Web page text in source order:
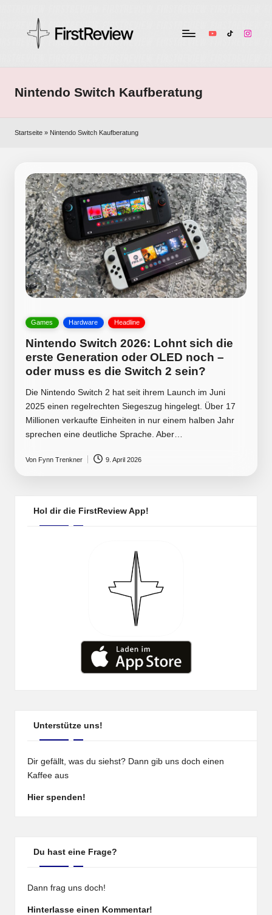
ir
t
w
Smart
Audio
unabhängig
YouTubeTikTok
Nintendo Switch Kaufberatung
Startseite » Nintendo Switch Kaufberatung
Posted
Games Hardware Headline
Nintendo Switch 2026: Lohnt sich die
erste Generation oder OLED noch –
oder muss es die Switch 2 sein?
Die Nintendo Switch 2 hat seit ihrem Launch im Juni
2025 einen regelrechten Siegeszug hingelegt. Über 17
Millionen verkaufte Einheiten in nur einem halben Jahr
sprechen eine deutliche Sprache. Aber…
Posted
by
Von Fynn Trenkner 9. April 2026
Hol dir die FirstReview App!
Unterstütze uns!
Dir gefällt, was du siehst? Dann gib uns doch einen
Kaffee aus
Hier spenden!
Du hast eine Frage?
Dann frag uns doch!
Hinterlasse einen Kommentar!